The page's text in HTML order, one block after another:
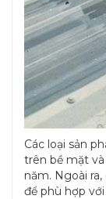
Các loại sản
trên bề mặt
năm. Ngoài
để phù hợp